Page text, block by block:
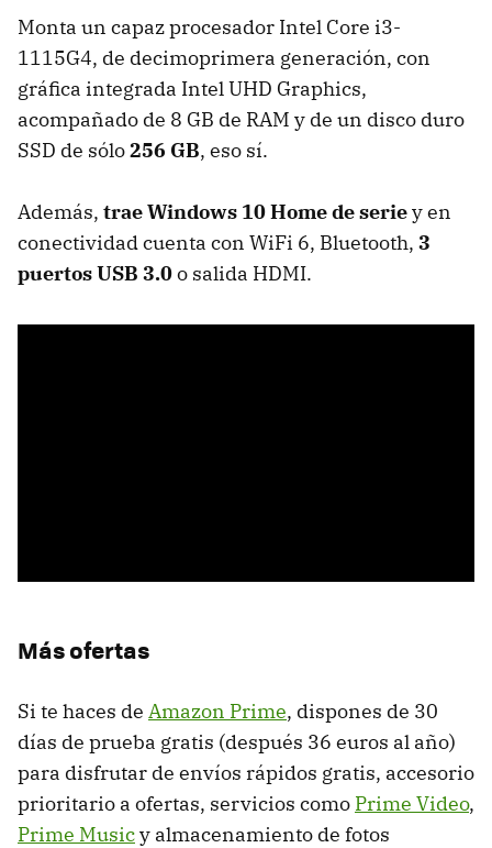
Monta un capaz procesador Intel Core i3-
1115G4, de decimoprimera generación, con
gráfica integrada Intel UHD Graphics,
acompañado de 8 GB de RAM y de un disco duro
SSD de sólo256 GB, eso sí.
Además, trae Windows 10 Home de seriey en
conectividad cuenta con WiFi 6, Bluetooth, 3
puertos USB 3.0o salida HDMI.
Más ofertas
Si te haces de Amazon Prime, dispones de 30
días de prueba gratis (después 36 euros al año)
para disfrutar de envíos rápidos gratis, accesorio
prioritario a ofertas, servicios como Prime Video,
Prime Musicy almacenamiento de fotos